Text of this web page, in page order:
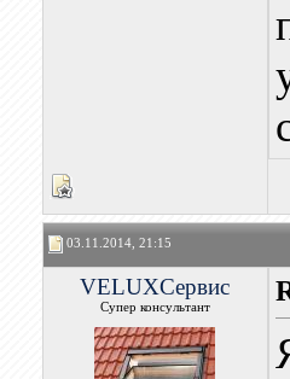
03.11.2014, 21:15
VELUXСервис
Супер консультант